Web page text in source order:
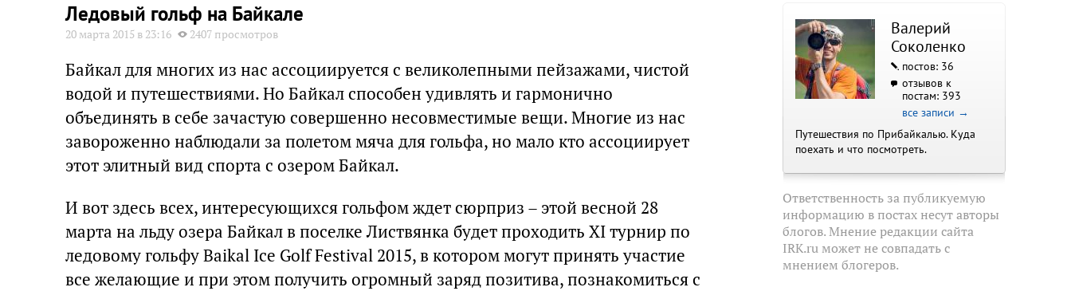
Ледовый гольф на Байкале
20 марта 2015 в 23:16 2407 просмотров
Байкал для многих из нас ассоциируется с великолепными пейзажами, чистой
водой и путешествиями. Но Байкал способен удивлять и гармонично
объединять в себе зачастую совершенно несовместимые вещи. Многие из нас
завороженно наблюдали за полетом мяча для гольфа, но мало кто ассоциирует
этот элитный вид спорта с озером Байкал.
И вот здесь всех, интересующихся гольфом ждет сюрприз – этой весной 28
марта на льду озера Байкал в поселке Листвянка будет проходить ХI турнир по
ледовому гольфу Baikal Ice Golf Festival 2015, в котором могут принять участие
все желающие и при этом получить огромный заряд позитива, познакомиться с
Валерий
Соколенко
постов: 36
отзывов к
постам: 393
все записи →
Путешествия по Прибайкалью. Куда
поехать и что посмотреть.
Ответственность за публикуемую
информацию в постах несут авторы
блогов. Мнение редакции сайта
IRK.ru может не совпадать с
мнением блогеров.